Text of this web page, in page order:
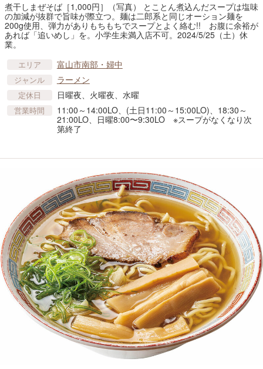
煮干しまぜそば［1,000円］（写真） とことん煮込んだスープは塩味
の加減が抜群で旨味が際立つ。麺は二郎系と同じオーション麺を
200g使用、弾力がありもちもちでスープとよく絡む!! お腹に余裕が
あれば「追いめし」を。小学生未満入店不可。2024/5/25（土）休
業。
エリア 富山市南部・婦中
ジャンル ラーメン
定休日 日曜夜、火曜夜、水曜
営業時間
11:00～14:00LO、(土日11:00～15:00LO)、18:30～
21:00LO、日曜8:00〜9:30LO ※スープがなくなり次
第終了